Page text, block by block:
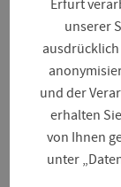
Erfurt
unserer
und der
erhalten
von Ihnen
unter